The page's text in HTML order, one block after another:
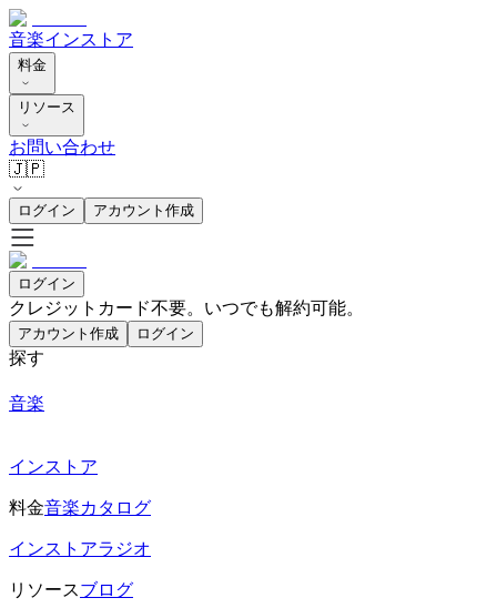
音楽インストア
料金
リソース
お問い合わせ
🇯🇵
ログイン アカウント作成
ログイン
クレジットカード不要。いつでも解約可能。
アカウント作成 ログイン
探す
音楽
インストア
料金音楽カタログ
インストアラジオ
リソースブログ